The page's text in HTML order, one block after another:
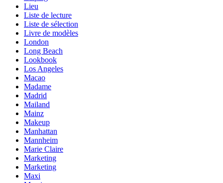
Lieu
Liste de lecture
Liste de sélection
Livre de modèles
London
Long Beach
Lookbook
Los Angeles
Macao
Madame
Madrid
Mailand
Mainz
Makeup
Manhattan
Mannheim
Marie Claire
Marketing
Marketing
Maxi